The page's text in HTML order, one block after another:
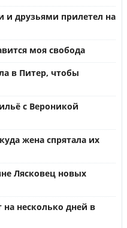
и друзьями прилетел на
моя свобода
в Питер, чтобы
с Вероникой
жена спрятала их
Лясковец новых
на несколько дней в